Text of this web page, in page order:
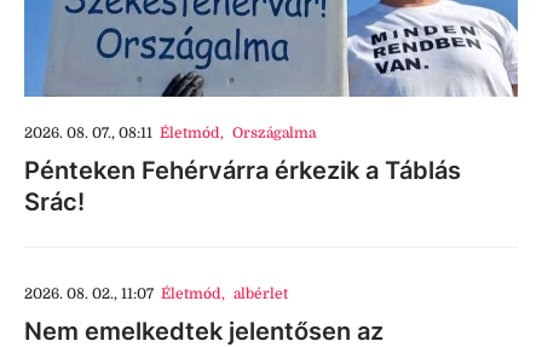
2026. 08. 07., 08:11 Életmód, Országalma
Pénteken Fehérvárra érkezik a Táblás
Srác!
2026. 08. 02., 11:07 Életmód, albérlet
Nem emelkedtek jelentősen az